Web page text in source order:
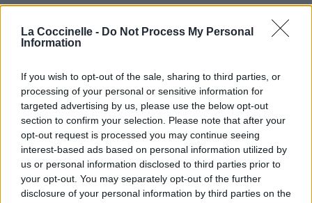
La Coccinelle - Do Not Process My Personal
Information
If you wish to opt-out of the sale, sharing to third parties, or
processing of your personal or sensitive information for
targeted advertising by us, please use the below opt-out
section to confirm your selection. Please note that after your
opt-out request is processed you may continue seeing
interest-based ads based on personal information utilized by
us or personal information disclosed to third parties prior to
your opt-out. You may separately opt-out of the further
disclosure of your personal information by third parties on the